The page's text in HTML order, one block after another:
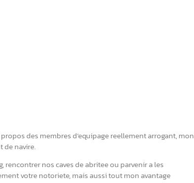
des membres d’equipage reellement arrogant, mon
de navire.
nos caves de abritee ou parvenir a les
votre notoriete, mais aussi tout mon avantage